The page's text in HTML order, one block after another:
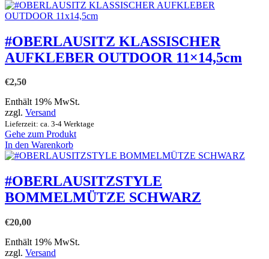
#OBERLAUSITZ KLASSISCHER
AUFKLEBER OUTDOOR 11×14,5cm
€2,50
Enthält 19% MwSt.
zzgl. Versand
Lieferzeit: ca. 3-4 Werktage
Gehe zum Produkt
In den Warenkorb
#OBERLAUSITZSTYLE
BOMMELMÜTZE SCHWARZ
€20,00
Enthält 19% MwSt.
zzgl. Versand